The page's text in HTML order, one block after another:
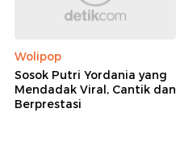
Wolipop
Sosok Putri Yordania yang
Mendadak Viral, Cantik dan
Berprestasi